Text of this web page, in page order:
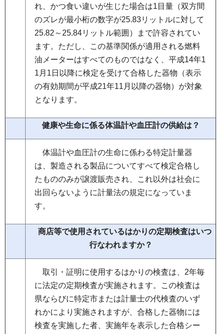
れ、かつ食い違いが生じた場合は1目量（双方間
のズレが最小桁の数字が25.83リットルに対して
25.82～25.84リットル範囲）まで許容されてい
ます。ただし、この基準関係が適用される燃料
油メーターはすべてのものではなく、平成14年1
1月1日以降に検定を受けて合格した器物（表示
の有効期間が平成21年11月以降の器物）が対象
となります。
健康や生命に係る体温計や血圧計の供給は？
体温計や血圧計の生命に係わる特定計量器
は、製造される製品についてすべて検定合格し
たもののみが譲渡販売され、これ以外は社会に
出回らないように計量法の規定になっていま
す。
商店等で使用されているはかりの定期検査はいつ
行なわれますか？
取引・証明に使用するはかりの検査は、2年毎
に法定の定期検査が実施されます。この検査は
県ならびに特定市または計量士の代検査のいず
れかにより実施されますが、合格した器物には
検査を実施した者、実施年を表示した合格シー